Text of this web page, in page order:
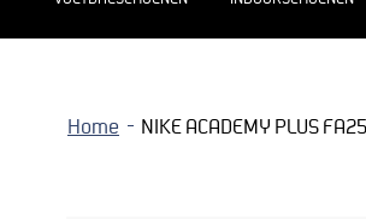
Home NIKE ACADEMY PLUS